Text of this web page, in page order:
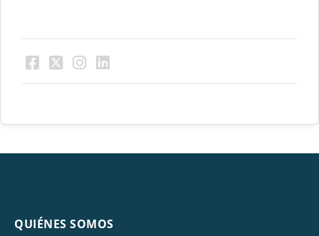
QUIÉNES SOMOS